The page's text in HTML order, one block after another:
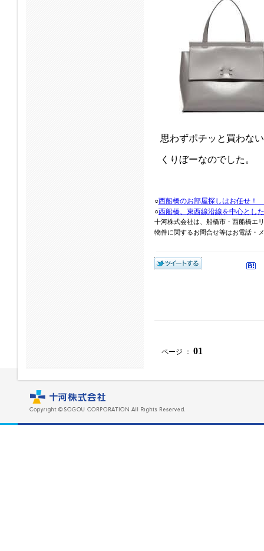
思わずポチッと買わな
くりぼーなのでした。
○西船橋のお部屋探しはお任せ！
○西船橋、東西線沿線を中心とし
十河株式会社は、船橋市・西船橋エ
物件に関するお問合せ等はお電話・
ページ ： 01